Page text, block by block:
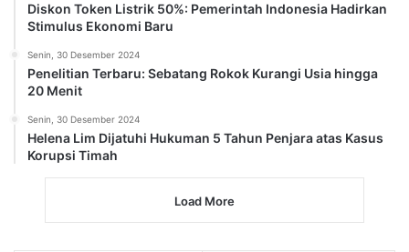
Diskon Token Listrik 50%: Pemerintah Indonesia Hadirkan
Stimulus Ekonomi Baru
Senin, 30 Desember 2024
Penelitian Terbaru: Sebatang Rokok Kurangi Usia hingga
20 Menit
Senin, 30 Desember 2024
Helena Lim Dijatuhi Hukuman 5 Tahun Penjara atas Kasus
Korupsi Timah
Load More